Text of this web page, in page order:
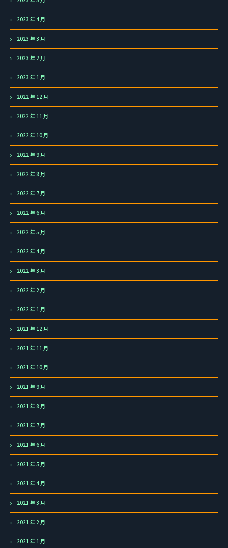
2023 年 4 月
2023 年 3 月
2023 年 2 月
2023 年 1 月
2022 年 12 月
2022 年 11 月
2022 年 10 月
2022 年 9 月
2022 年 8 月
2022 年 7 月
2022 年 6 月
2022 年 5 月
2022 年 4 月
2022 年 3 月
2022 年 2 月
2022 年 1 月
2021 年 12 月
2021 年 11 月
2021 年 10 月
2021 年 9 月
2021 年 8 月
2021 年 7 月
2021 年 6 月
2021 年 5 月
2021 年 4 月
2021 年 3 月
2021 年 2 月
2021 年 1 月